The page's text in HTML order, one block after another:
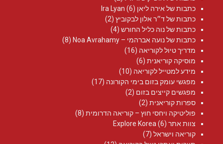
כתבות של אירה ליאן Ira Lyan (6)
כתבות של ד״ר אלון לבקוביץ (2)
כתבות של נוה כליל החורש (4)
כתבות של נועה אברהמי – Noa Avrahamy‏
(8)
מדריך טיול לקוריאה (16)
מוסיקה קוריאנית (6)
מידע למטייל לקוריאה (10)
מפגשי עומק בזום בימי הקורונה (17)
מפגשים קייצים בזום (2)
ספרות קוריאנית (2)
פוליטיקה ויחסי חוץ – קוריאה הדרומית (8)
צוות אתר Explore Korea (6)
קוריאה וישראל (7)